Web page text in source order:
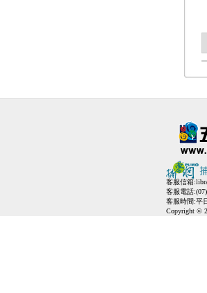
客服信箱:
客服電話
客服時間:平
Copyright ©